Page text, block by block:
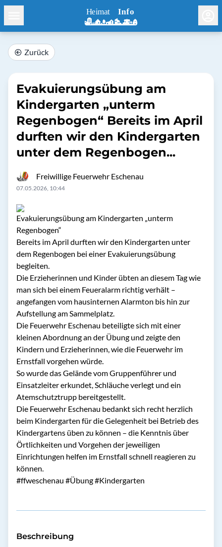
Zurück
Evakuierungsübung am
Kindergarten „unterm
Regenbogen“ Bereits im April
durften wir den Kindergarten
unter dem Regenbogen...
Freiwillige Feuerwehr Eschenau
07.05.2026, 10:44
Evakuierungsübung am Kindergarten „unterm
Regenbogen“
Bereits im April durften wir den Kindergarten unter
dem Regenbogen bei einer Evakuierungsübung
begleiten.
Die Erzieherinnen und Kinder übten an diesem Tag wie
man sich bei einem Feueralarm richtig verhält –
angefangen vom hausinternen Alarmton bis hin zur
Aufstellung am Sammelplatz.
Die Feuerwehr Eschenau beteiligte sich mit einer
kleinen Abordnung an der Übung und zeigte den
Kindern und Erzieherinnen, wie die Feuerwehr im
Ernstfall vorgehen würde.
So wurde das Gelände vom Gruppenführer und
Einsatzleiter erkundet, Schläuche verlegt und ein
Atemschutztrupp bereitgestellt.
Die Feuerwehr Eschenau bedankt sich recht herzlich
beim Kindergarten für die Gelegenheit bei Betrieb des
Kindergartens üben zu können – die Kenntnis über
Örtlichkeiten und Vorgehen der jeweiligen
Einrichtungen helfen im Ernstfall schnell reagieren zu
können.
#ffweschenau #Übung #Kindergarten
Beschreibung